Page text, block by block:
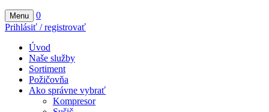
Menu
0
Prihlásiť / registrovať
Úvod
Naše služby
Sortiment
Požičovňa
Ako správne vybrať
Kompresor